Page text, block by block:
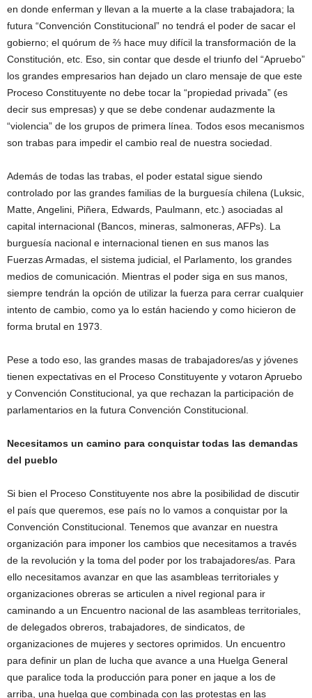
en donde enferman y llevan a la muerte a la clase trabajadora; la
futura “Convención Constitucional” no tendrá el poder de sacar el
gobierno; el quórum de ⅔ hace muy difícil la transformación de la
Constitución, etc. Eso, sin contar que desde el triunfo del “Apruebo”
los grandes empresarios han dejado un claro mensaje de que este
Proceso Constituyente no debe tocar la “propiedad privada” (es
decir sus empresas) y que se debe condenar audazmente la
“violencia” de los grupos de primera línea. Todos esos mecanismos
son trabas para impedir el cambio real de nuestra sociedad.
Además de todas las trabas, el poder estatal sigue siendo
controlado por las grandes familias de la burguesía chilena (Luksic,
Matte, Angelini, Piñera, Edwards, Paulmann, etc.) asociadas al
capital internacional (Bancos, mineras, salmoneras, AFPs). La
burguesía nacional e internacional tienen en sus manos las
Fuerzas Armadas, el sistema judicial, el Parlamento, los grandes
medios de comunicación. Mientras el poder siga en sus manos,
siempre tendrán la opción de utilizar la fuerza para cerrar cualquier
intento de cambio, como ya lo están haciendo y como hicieron de
forma brutal en 1973.
Pese a todo eso, las grandes masas de trabajadores/as y jóvenes
tienen expectativas en el Proceso Constituyente y votaron Apruebo
y Convención Constitucional, ya que rechazan la participación de
parlamentarios en la futura Convención Constitucional.
Necesitamos un camino para conquistar todas las demandas
del pueblo
Si bien el Proceso Constituyente nos abre la posibilidad de discutir
el país que queremos, ese país no lo vamos a conquistar por la
Convención Constitucional. Tenemos que avanzar en nuestra
organización para imponer los cambios que necesitamos a través
de la revolución y la toma del poder por los trabajadores/as. Para
ello necesitamos avanzar en que las asambleas territoriales y
organizaciones obreras se articulen a nivel regional para ir
caminando a un Encuentro nacional de las asambleas territoriales,
de delegados obreros, trabajadores, de sindicatos, de
organizaciones de mujeres y sectores oprimidos. Un encuentro
para definir un plan de lucha que avance a una Huelga General
que paralice toda la producción para poner en jaque a los de
arriba, una huelga que combinada con las protestas en las